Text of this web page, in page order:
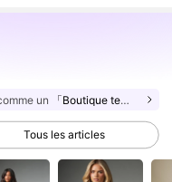
naviguer
un 「Boutique tendance」
Tous les articles